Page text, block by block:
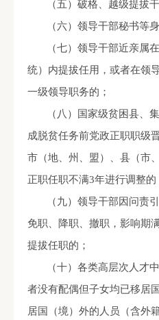
（五）破格、越级提拔
（六）领导干部秘书等
（七）领导干部近亲属
统）内提拔任用，或者在领
一级领导职务的；
（八）国家级贫困县、
成脱贫任务前党政正职职级
市（地、州、盟）、县（市
正职任职不满3年进行调整的
（九）领导干部因问责
免职、降职、撤职，影响期
提拔任职的；
（十）各类高层次人才
者没有配偶但子女均已移居
居国（境）外的人员（含外